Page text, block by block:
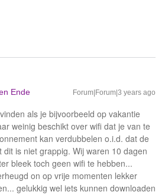
Ende Forum|Forum|3 years ago
als je bijvoorbeeld op vakantie
weinig beschikt over wifi dat je van te
kan verdubbelen o.i.d. dat de
is niet grappig. Wij waren 10 dagen
bleek toch geen wifi te hebben...
on op vrije momenten lekker
gelukkig wel iets kunnen downloaden